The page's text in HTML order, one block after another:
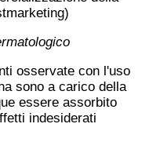
osservate con l'uso
sono a carico della
essere assorbito
indesiderati